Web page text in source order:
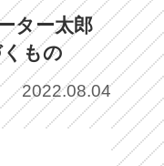
ター太郎
もの
2022.08.04